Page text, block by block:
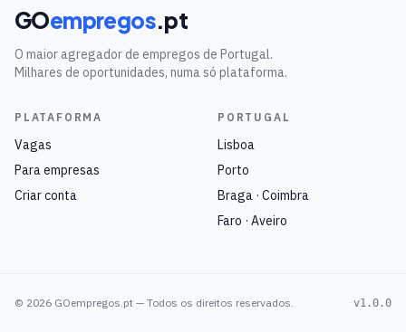
GOempregos.pt
O maior agregador de empregos de Portugal.
Milhares de oportunidades, numa só plataforma.
PLATAFORMA
Vagas
Para empresas
Criar conta
PORTUGAL
Lisboa
Porto
Braga · Coimbra
Faro · Aveiro
© 2026 GOempregos.pt — Todos os direitos reservados. v1.0.0